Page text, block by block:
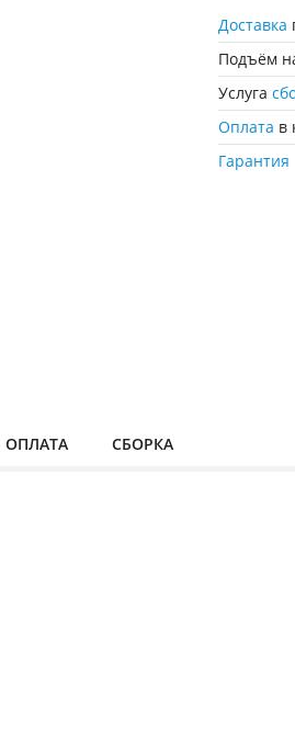
Доставка
Подъём
Услуга
Оплата в
Гарантия
ОПЛАТА СБОРКА